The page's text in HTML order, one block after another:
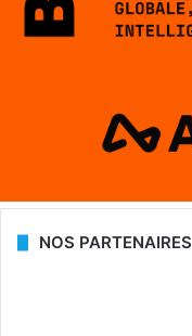
NOS PARTENAIRES